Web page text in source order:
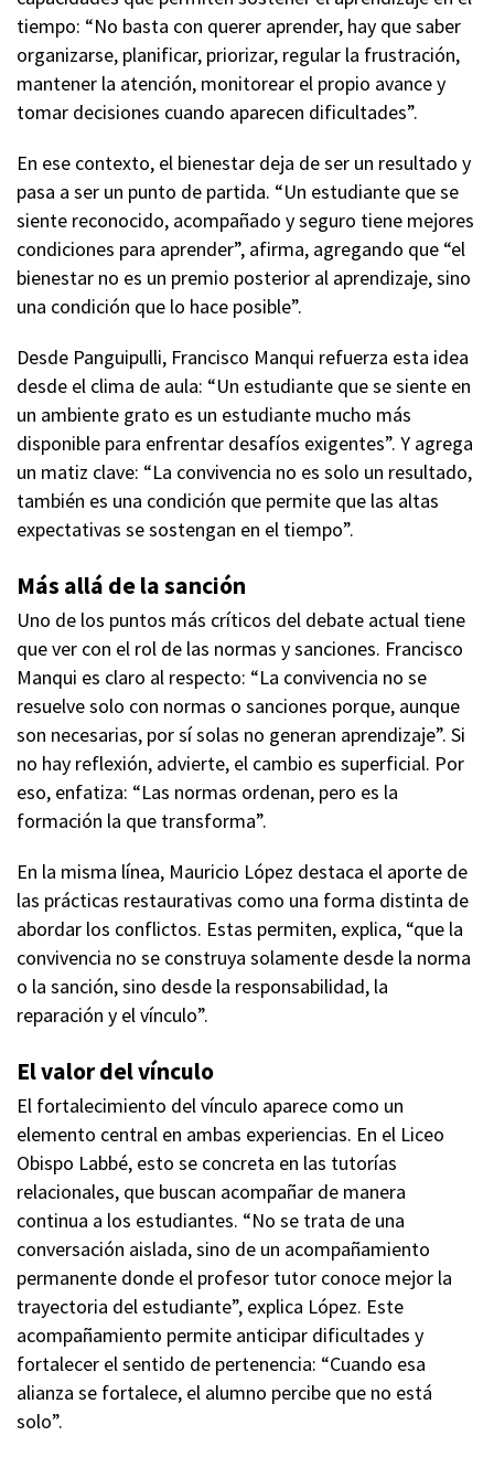
tiempo: “No basta con querer aprender, hay que saber
organizarse, planificar, priorizar, regular la frustración,
mantener la atención, monitorear el propio avance y
tomar decisiones cuando aparecen dificultades”.
En ese contexto, el bienestar deja de ser un resultado y
pasa a ser un punto de partida. “Un estudiante que se
siente reconocido, acompañado y seguro tiene mejores
condiciones para aprender”, afirma, agregando que “el
bienestar no es un premio posterior al aprendizaje, sino
una condición que lo hace posible”.
Desde Panguipulli, Francisco Manqui refuerza esta idea
desde el clima de aula: “Un estudiante que se siente en
un ambiente grato es un estudiante mucho más
disponible para enfrentar desafíos exigentes”. Y agrega
un matiz clave: “La convivencia no es solo un resultado,
también es una condición que permite que las altas
expectativas se sostengan en el tiempo”.
Más allá de la sanción
Uno de los puntos más críticos del debate actual tiene
que ver con el rol de las normas y sanciones. Francisco
Manqui es claro al respecto: “La convivencia no se
resuelve solo con normas o sanciones porque, aunque
son necesarias, por sí solas no generan aprendizaje”. Si
no hay reflexión, advierte, el cambio es superficial. Por
eso, enfatiza: “Las normas ordenan, pero es la
formación la que transforma”.
En la misma línea, Mauricio López destaca el aporte de
las prácticas restaurativas como una forma distinta de
abordar los conflictos. Estas permiten, explica, “que la
convivencia no se construya solamente desde la norma
o la sanción, sino desde la responsabilidad, la
reparación y el vínculo”.
El valor del vínculo
El fortalecimiento del vínculo aparece como un
elemento central en ambas experiencias. En el Liceo
Obispo Labbé, esto se concreta en las tutorías
relacionales, que buscan acompañar de manera
continua a los estudiantes. “No se trata de una
conversación aislada, sino de un acompañamiento
permanente donde el profesor tutor conoce mejor la
trayectoria del estudiante”, explica López. Este
acompañamiento permite anticipar dificultades y
fortalecer el sentido de pertenencia: “Cuando esa
alianza se fortalece, el alumno percibe que no está
solo”.